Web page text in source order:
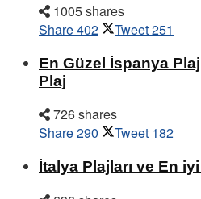
1005 shares
Share402 Tweet251
En Güzel İspanya
Plaj
726 shares
Share290 Tweet 182
İtalya Plajları ve En